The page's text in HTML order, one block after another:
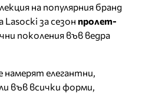
на популярния бранд
за сезон пролет-
поколения във ведра
елегантни,
във всички форми,